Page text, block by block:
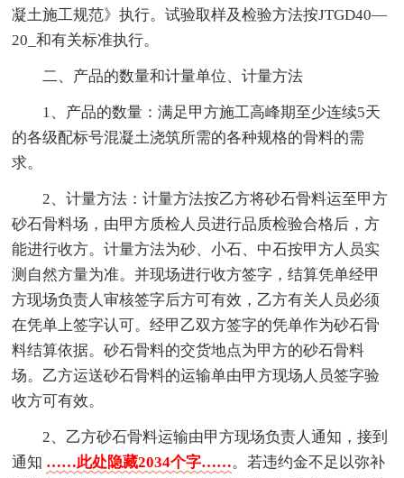
凝土施工规范》执行。试验取样及检验方法按JTGD40—
20_和有关标准执行。
二、产品的数量和计量单位、计量方法
1、产品的数量：满足甲方施工高峰期至少连续5天
的各级配标号混凝土浇筑所需的各种规格的骨料的需
求。
2、计量方法：计量方法按乙方将砂石骨料运至甲方
砂石骨料场，由甲方质检人员进行品质检验合格后，方
能进行收方。计量方法为砂、小石、中石按甲方人员实
测自然方量为准。并现场进行收方签字，结算凭单经甲
方现场负责人审核签字后方可有效，乙方有关人员必须
在凭单上签字认可。经甲乙双方签字的凭单作为砂石骨
料结算依据。砂石骨料的交货地点为甲方的砂石骨料
场。乙方运送砂石骨料的运输单由甲方现场人员签字验
收方可有效。
2、乙方砂石骨料运输由甲方现场负责人通知，接到
通知 ……此处隐藏2034个字……。若违约金不足以弥补